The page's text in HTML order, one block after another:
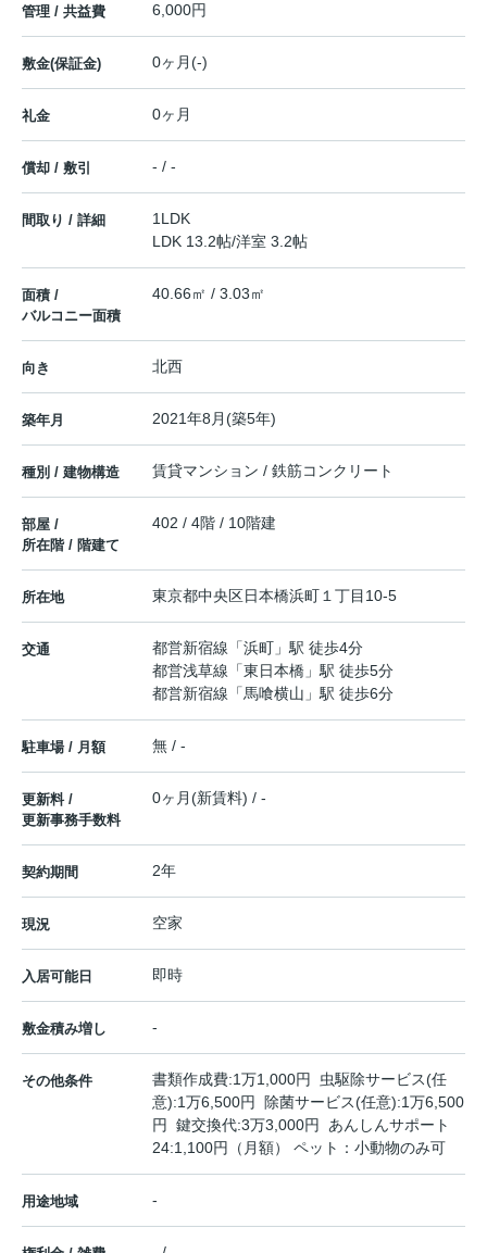
管理 / 共益費 6,000円
敷金(保証金) 0ヶ月(-)
礼金 0ヶ月
償却 / 敷引 - / -
間取り / 詳細
1LDK
LDK 13.2帖/洋室 3.2帖
面積 /
バルコニー面積
40.66㎡ / 3.03㎡
向き 北西
築年月 2021年8月(築5年)
種別 / 建物構造 賃貸マンション / 鉄筋コンクリート
部屋 /
所在階 / 階建て
402 / 4階 / 10階建
所在地 東京都中央区日本橋浜町 １丁目10-5
交通 都営新宿線 「浜町 」駅 徒歩4分
都営浅草線 「東日本橋 」駅 徒歩5分
都営新宿線 「馬喰横山 」駅 徒歩6分
駐車場 / 月額 無 / -
更新料 /
更新事務手数料
0ヶ月(新賃料) / -
契約期間 2年
現況 空家
入居可能日 即時
敷金積み増し -
その他条件
書類作成費:1万1,000円 虫駆除サービス(任
意):1万6,500円 除菌サービス(任意):1万6,500
円 鍵交換代:3万3,000円 あんしんサポート
24:1,100円（月額） ペット：小動物のみ可
用途地域 -